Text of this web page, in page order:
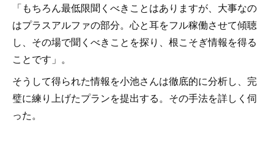
「もちろん最低限聞くべきことはありますが、大事なの
はプラスアルファの部分。心と耳をフル稼働させて傾聴
し、その場で聞くべきことを探り、根こそぎ情報を得る
ことです」。
そうして得られた情報を小池さんは徹底的に分析し、完
璧に練り上げたプランを提出する。その手法を詳しく伺
った。